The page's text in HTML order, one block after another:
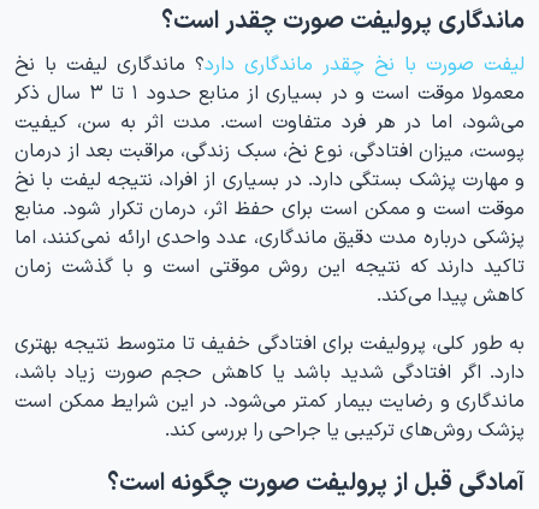
ماندگاری پرولیفت صورت چقدر است؟
لیفت صورت با نخ چقدر ماندگاری دارد؟ ماندگاری لیفت با نخ
معمولا موقت است و در بسیاری از منابع حدود ۱ تا ۳ سال ذکر
می‌شود، اما در هر فرد متفاوت است. مدت اثر به سن، کیفیت
پوست، میزان افتادگی، نوع نخ، سبک زندگی، مراقبت بعد از درمان
و مهارت پزشک بستگی دارد. در بسیاری از افراد، نتیجه لیفت با نخ
موقت است و ممکن است برای حفظ اثر، درمان تکرار شود. منابع
پزشکی درباره مدت دقیق ماندگاری، عدد واحدی ارائه نمی‌کنند، اما
تاکید دارند که نتیجه این روش موقتی است و با گذشت زمان
کاهش پیدا می‌کند.
به طور کلی، پرولیفت برای افتادگی خفیف تا متوسط نتیجه بهتری
دارد. اگر افتادگی شدید باشد یا کاهش حجم صورت زیاد باشد،
ماندگاری و رضایت بیمار کمتر می‌شود. در این شرایط ممکن است
پزشک روش‌های ترکیبی یا جراحی را بررسی کند.
آمادگی قبل از پرولیفت صورت چگونه است؟